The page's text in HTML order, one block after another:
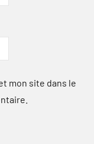
mon site dans le